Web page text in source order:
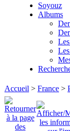
Soyouz
Albums
Accueil > France >